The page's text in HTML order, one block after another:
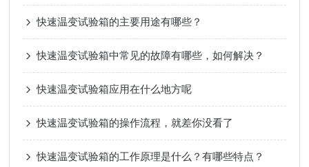
快速温变试验箱的主要用途有哪些？
快速温变试验箱中常见的故障有哪些，如何解决？
快速温变试验箱应用在什么地方呢
快速温变试验箱的操作流程，就差你没看了
快速温变试验箱的工作原理是什么？有哪些特点？